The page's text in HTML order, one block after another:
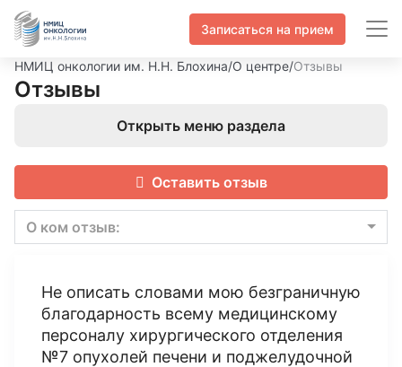
Записаться на прием
НМИЦ онкологии им. Н.Н. Блохина/О центре/Отзывы
Отзывы
Открыть меню раздела
Оставить отзыв
О ком отзыв:
Не описать словами мою безграничную
благодарность всему медицинскому
персоналу хирургического отделения
№7 опухолей печени и поджелудочной